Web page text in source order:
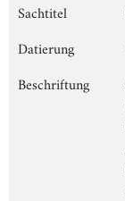
Sachtitel
Datierung
Beschriftung